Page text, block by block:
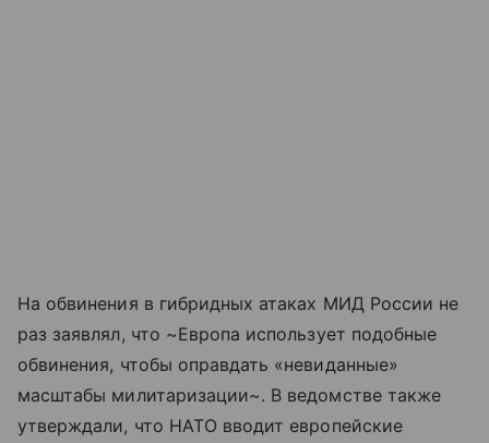
На обвинения в гибридных атаках МИД России не
раз заявлял, что ~Европа использует подобные
обвинения, чтобы оправдать «невиданные»
масштабы милитаризации~. В ведомстве также
утверждали, что НАТО вводит европейские